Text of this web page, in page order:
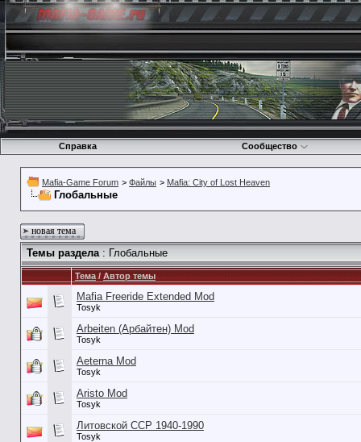
Справка Сообщество
Mafia-Game Forum > Файлы > Mafia: City of Lost Heaven
Глобальные
новая тема
Темы раздела: Глобальные
Тема/Автор темы
Mafia Freeride Extended Mod
Tosyk
Arbeiten (Арбайтен) Mod
Tosyk
Aeterna Mod
Tosyk
Aristo Mod
Tosyk
Литовской ССР 1940-1990
Tosyk